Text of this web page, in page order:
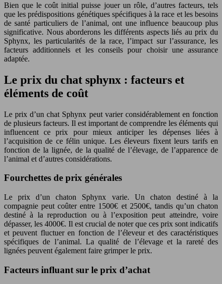
Bien que le coût initial puisse jouer un rôle, d’autres facteurs, tels
que les prédispositions génétiques spécifiques à la race et les besoins
de santé particuliers de l’animal, ont une influence beaucoup plus
significative. Nous aborderons les différents aspects liés au prix du
Sphynx, les particularités de la race, l’impact sur l’assurance, les
facteurs additionnels et les conseils pour choisir une assurance
adaptée.
Le prix du chat sphynx : facteurs et
éléments de coût
Le prix d’un chat Sphynx peut varier considérablement en fonction
de plusieurs facteurs. Il est important de comprendre les éléments qui
influencent ce prix pour mieux anticiper les dépenses liées à
l’acquisition de ce félin unique. Les éleveurs fixent leurs tarifs en
fonction de la lignée, de la qualité de l’élevage, de l’apparence de
l’animal et d’autres considérations.
Fourchettes de prix générales
Le prix d’un chaton Sphynx varie. Un chaton destiné à la
compagnie peut coûter entre 1500€ et 2500€, tandis qu’un chaton
destiné à la reproduction ou à l’exposition peut atteindre, voire
dépasser, les 4000€. Il est crucial de noter que ces prix sont indicatifs
et peuvent fluctuer en fonction de l’éleveur et des caractéristiques
spécifiques de l’animal. La qualité de l’élevage et la rareté des
lignées peuvent également faire grimper le prix.
Facteurs influant sur le prix d’achat